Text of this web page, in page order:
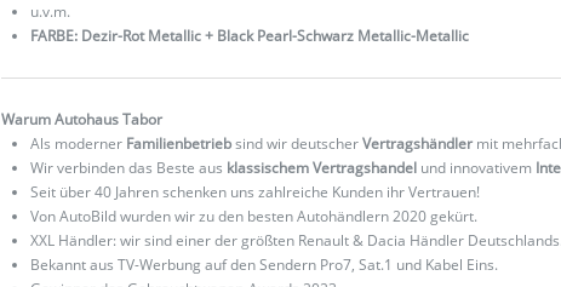
u.v.m.
FARBE: Dezir-Rot Metallic + Black Pearl-Schwarz Metallic-Metallic
Warum Autohaus Tabor
Als moderner Familienbetriebsind wir deutscherVertragshändler mit
Wir verbinden das Beste aus klassischem Vertragshandel und innovativem
Seit über 40 Jahren schenken uns zahlreiche Kunden ihr Vertrauen!
Von AutoBild wurden wir zu den besten Autohändlern 2020 gekürt.
XXL Händler: wir sind einer der größten Renault & Dacia Händler Deutschlands.
Bekannt aus TV-Werbung auf den Sendern Pro7, Sat.1 und Kabel Eins.